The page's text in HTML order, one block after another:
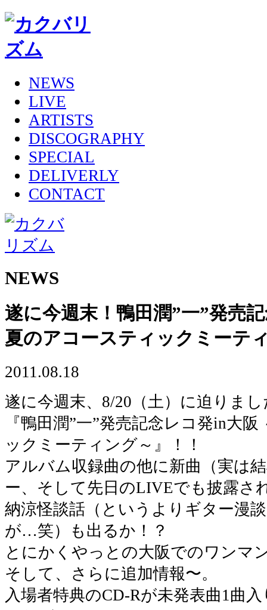
NEWS
LIVE
ARTISTS
DISCOGRAPHY
SPECIAL
DELIVERLY
CONTACT
NEWS
遂に今週末！鴨田潤”一”発売
夏のアコースティックミーテ
2011.08.18
遂に今週末、8/20（土）に迫りま
『鴨田潤”一”発売記念レコ発in大
ックミーティング～』！！
アルバム収録曲の他に新曲（実は
ー、そして先日のLIVEでも披露さ
納涼怪談話（というよりギター漫
が…笑）も出るか！？
とにかくやっとの大阪でのワンマ
そして、さらに追加情報〜。
入場者特典のCD-Rが未発表曲1曲